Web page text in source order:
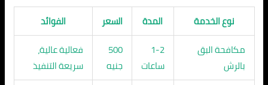
نوع الخدمة المدة السعر
الفوائد
مكافحة البق
بالرش
1-2
ساعات
500
جنيه
فعالية عالية،
سريعة التنفيذ